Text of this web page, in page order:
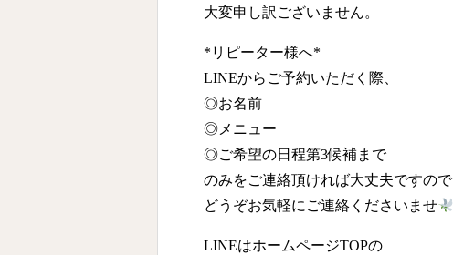
大変申し訳ございません。
*リピーター様へ*
LINEからご予約いただく際、
◎お名前
◎メニュー
◎ご希望の日程第3候補まで
のみをご連絡頂ければ大丈夫ですので
どうぞお気軽にご連絡くださいませ
LINEはホームページTOPの